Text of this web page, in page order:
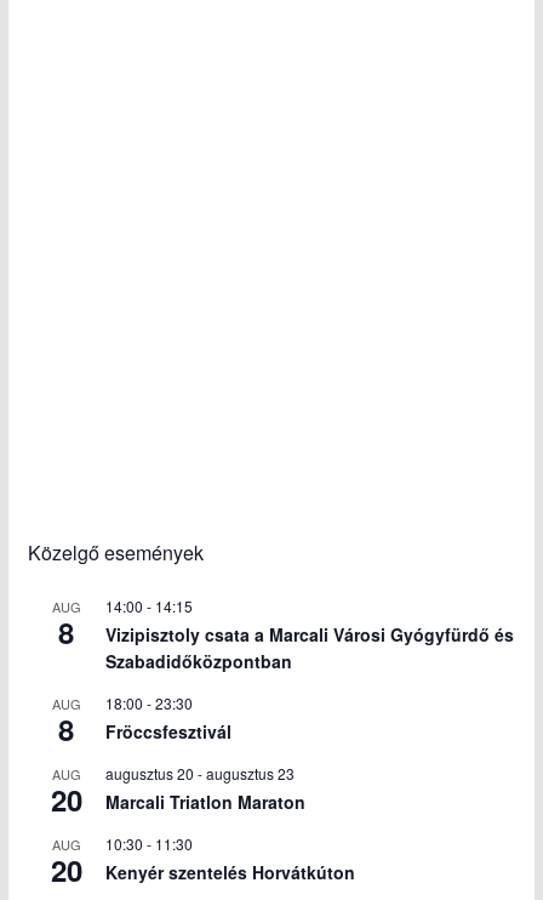
Közelgő események
AUG
8
14:00 - 14:15
Vizipisztoly csata a Marcali Városi Gyógyfürdő és
Szabadidőközpontban
AUG
8
18:00 -23:30
Fröccsfesztivál
AUG
20
augusztus 20 -augusztus 23
Marcali Triatlon Maraton
AUG
20
10:30 - 11:30
Kenyér szentelés Horvátkúton